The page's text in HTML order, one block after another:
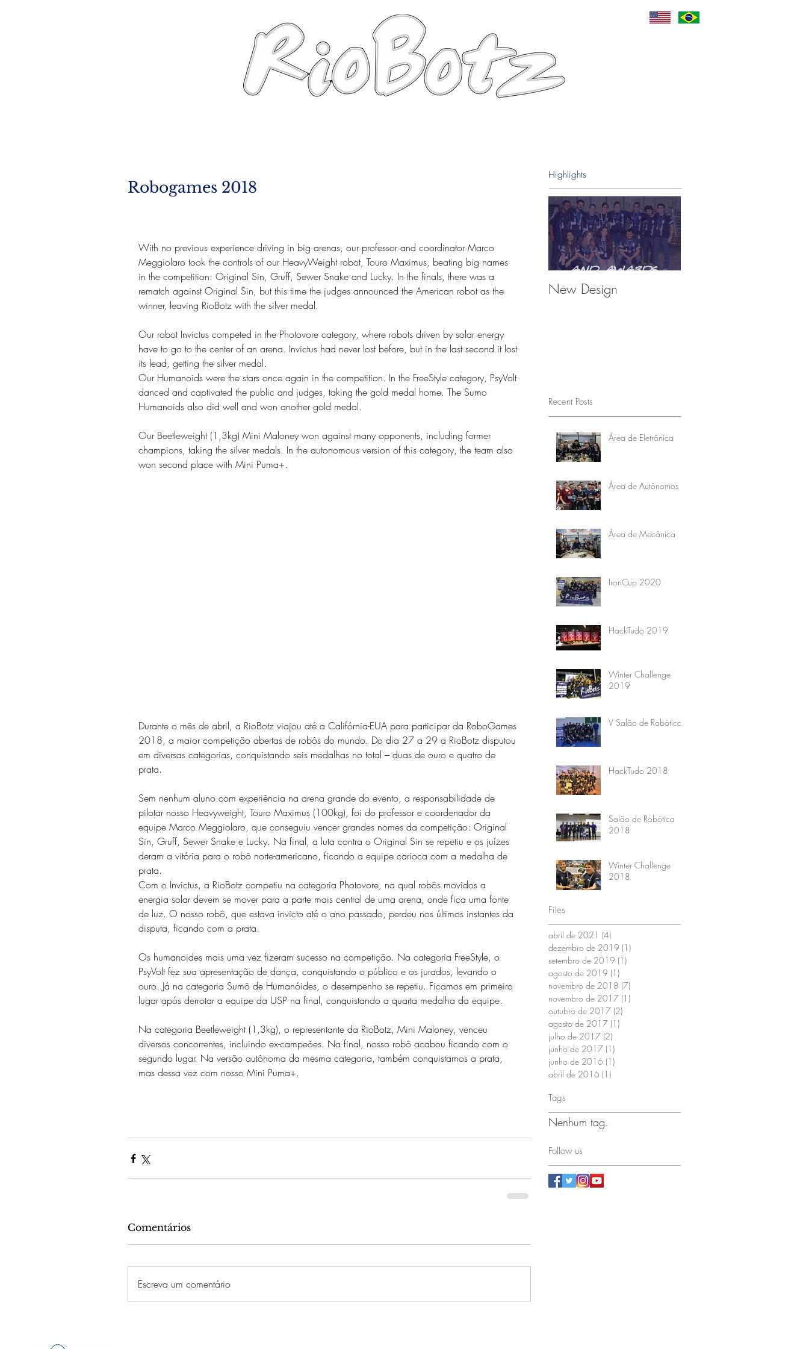
Robogames 2018
With no previous experience driving in big arenas, our professor and coordinator Marco
Meggiolaro took the controls of our HeavyWeight robot, Touro Maximus, beating big names
in the competition: Original Sin, Gruff, Sewer Snake and Lucky. In the finals, there was a
rematch against Original Sin, but this time the judges announced the American robot as the
winner, leaving RioBotz with the silver medal.
Our robot Invictus competed in the Photovore category, where robots driven by solar energy
have to go to the center of an arena. Invictus had never lost before, but in the last second it lost
its lead, getting the silver medal.
Our Humanoids were the stars once again in the competition. In the FreeStyle category, PsyVolt
danced and captivated the public and judges, taking the gold medal home. The Sumo
Humanoids also did well and won another gold medal.
Our Beetleweight (1,3kg) Mini Maloney won against many opponents, including former
champions, taking the silver medals. In the autonomous version of this category, the team also
won second place with Mini Puma+.
Durante o mês de abril, a RioBotz viajou até a Califórnia-EUA para participar da RoboGames
2018, a maior competição abertas de robôs do mundo. Do dia 27 a 29 a RioBotz disputou
em diversas categorias, conquistando seis medalhas no total – duas de ouro e quatro de
prata.
Sem nenhum aluno com experiência na arena grande do evento, a responsabilidade de
pilotar nosso Heavyweight, Touro Maximus (100kg), foi do professor e coordenador da
equipe Marco Meggiolaro, que conseguiu vencer grandes nomes da competição: Original
Sin, Gruff, Sewer Snake e Lucky. Na final, a luta contra o Original Sin se repetiu e os juízes
deram a vitória para o robô norte-americano, ficando a equipe carioca com a medalha de
prata.
Com o Invictus, a RioBotz competiu na categoria Photovore, na qual robôs movidos a
energia solar devem se mover para a parte mais central de uma arena, onde fica uma fonte
de luz. O nosso robô, que estava invicto até o ano passado, perdeu nos últimos instantes da
disputa, ficando com a prata.
Os humanoides mais uma vez fizeram sucesso na competição. Na categoria FreeStyle, o
PsyVolt fez sua apresentação de dança, conquistando o público e os jurados, levando o
ouro. Já na categoria Sumô de Humanóides, o desempenho se repetiu. Ficamos em primeiro
lugar após derrotar a equipe da USP na final, conquistando a quarta medalha da equipe.
Na categoria Beetleweight (1,3kg), o representante da RioBotz, Mini Maloney, venceu
diversos concorrentes, incluindo ex-campeões. Na final, nosso robô acabou ficando com o
segundo lugar. Na versão autônoma da mesma categoria, também conquistamos a prata,
mas dessa vez com nosso Mini Puma+.
Comentários
Escreva um comentário
Highlights
New Design
Recent Posts
Área de Eletrônica
Área de Autônomos
Área de Mecânica
IronCup 2020
HackTudo 2019
Winter Challenge
2019
V Salão de Robótica
HackTudo 2018
Salão de Robótica
2018
Winter Challenge
2018
Files
abril de 2021 (4)
dezembro de 2019 (1)
setembro de 2019 (1)
agosto de 2019 (1)
novembro de 2018 (7)
novembro de 2017 (1)
outubro de 2017 (2)
agosto de 2017 (1)
julho de 2017 (2)
junho de 2017 (1)
junho de 2016 (1)
abril de 2016 (1)
Tags
Nenhum tag.
Follow us